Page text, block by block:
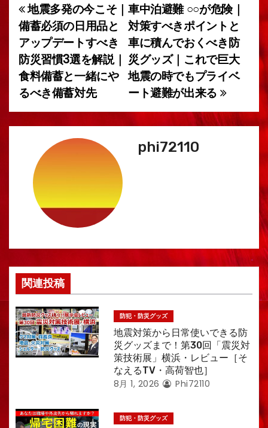
投
稿
ナ
ビ
ゲ
シ
ョ
車中泊避難 ○○が危険｜
対策すべきポイントと
車に積んでおくべき防
災グッズ｜これで巨大
地震の時でもプライベ
ート避難が出来る
地震多発の今こそ｜
備蓄必須の日用品と
アップデートすべき
防災習慣3選を解説｜
食料備蓄と一緒にや
るべき備蓄対先
phi72110
関連投稿
防犯・防災グッズ
地震対策から日常使いできる防
災グッズまで！第30回「震災対
策技術展」横浜・レビュー［そ
なえるTV・高荷智也］
8月 1, 2026 Phi72110
防犯・防災グッズ